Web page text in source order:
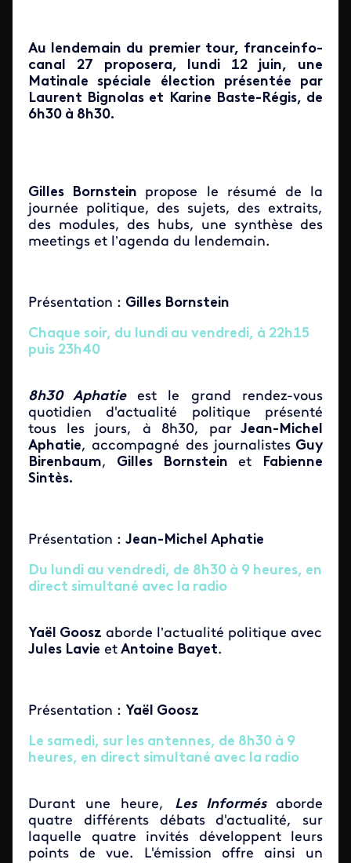
Au lendemain du premier tour, franceinfo-
canal 27 proposera, lundi 12 juin, une
Matinale spéciale élection présentée par
Laurent Bignolas et Karine Baste-Régis, de
6h30 à 8h30.
Gilles Bornstein propose le résumé de la
journée politique, des sujets, des extraits,
des modules, des hubs, une synthèse des
meetings et l’agenda du lendemain.
Présentation : Gilles Bornstein
Chaque soir, du lundi au vendredi, à 22h15
puis 23h40
8h30 Aphatie
est le grand rendez-vous
quotidien d'actualité politique présenté
tous les jours, à 8h30, parJean-Michel
Aphatie, accompagné des journalistesGuy
Birenbaum, Gilles Bornstein et
Fabienne
Sintès.
Présentation : Jean-Michel Aphatie
Du lundi au vendredi, de 8h30 à 9 heures, en
direct simultané avec la radio
Yaël Goosz aborde l’actualité politique avec
Jules Lavie et Antoine Bayet.
Présentation : Yaël Goosz
Le samedi, sur les antennes, de 8h30 à 9
heures, en direct simultané avec la radio
Durant une heure, Les Informés
aborde
quatre différents débats d'actualité, sur
laquelle quatre invités développent leurs
points de vue. L'émission offre ainsi un